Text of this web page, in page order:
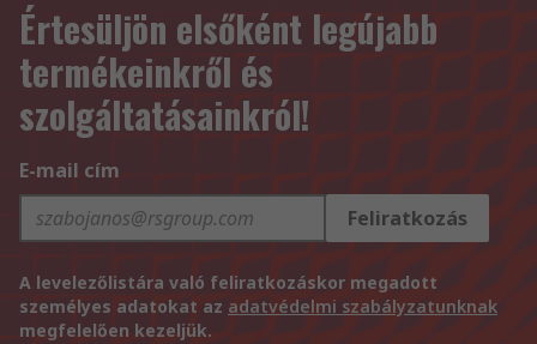
Értesüljön elsőként legújabb
termékeinkről és
szolgáltatásainkról!
E-mail cím
Feliratkozás
A levelezőlistára való feliratkozáskor megadott
személyes adatokat az adatvédelmi szabályzatunknak
megfelelően kezeljük.